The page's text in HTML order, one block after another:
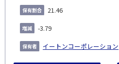
21.46
-3.79
イートンコーポレーション